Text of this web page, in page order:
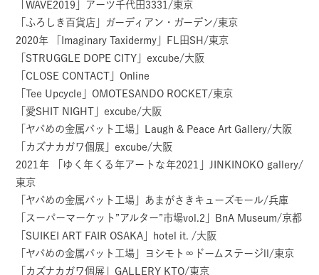
「WAVE2019」アーツ千代田3331/東京
「ふろしき百貨店」ガーディアン・ガーデン/東京
2020年 「Imaginary Taxidermy」FL田SH/東京
「STRUGGLE DOPE CITY」excube/大阪
「CLOSE CONTACT」Online
「Tee Upcycle」OMOTESANDO ROCKET/東京
「愛SHIT NIGHT」excube/大阪
「ヤバめの金属バット工場」Laugh & Peace Art Gallery/大阪
「カズナカガワ個展」excube/大阪
2021年 「ゆく年くる年アートな年2021」JINKINOKO gallery/
東京
「ヤバめの金属バット工場」あまがさきキューズモール/兵庫
「スーパーマーケット”アルター”市場vol.2」BnA Museum/京都
「SUIKEI ART FAIR OSAKA」hotel it. /大阪
「ヤバめの金属バット工場」ヨシモト∞ドームステージll/東京
「カズナカガワ個展」GALLERY KTO/東京